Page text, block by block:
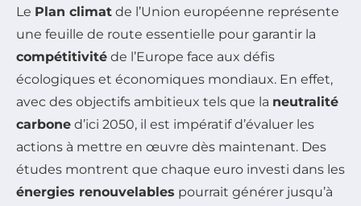
Le Plan climat de l’Union européenne représente
une feuille de route essentielle pour garantir la
compétitivité de l’Europe face aux défis
écologiques et économiques mondiaux. En effet,
avec des objectifs ambitieux tels que la neutralité
carbone d’ici 2050, il est impératif d’évaluer les
actions à mettre en œuvre dès maintenant. Des
études montrent que chaque euro investi dans les
énergies renouvelables pourrait générer jusqu’à